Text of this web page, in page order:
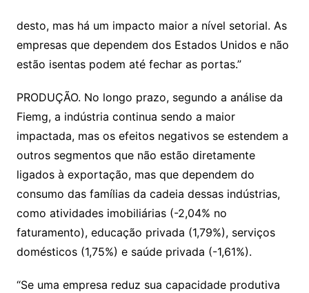
desto, mas há um impacto maior a nível setorial. As
empresas que dependem dos Estados Unidos e não
estão isentas podem até fechar as portas.”
PRODUÇÃO. No longo prazo, segundo a análise da
Fiemg, a indústria continua sendo a maior
impactada, mas os efeitos negativos se estendem a
outros segmentos que não estão diretamente
ligados à exportação, mas que dependem do
consumo das famílias da cadeia dessas indústrias,
como atividades imobiliárias (-2,04% no
faturamento), educação privada (1,79%), serviços
domésticos (1,75%) e saúde privada (-1,61%).
“Se uma empresa reduz sua capacidade produtiva